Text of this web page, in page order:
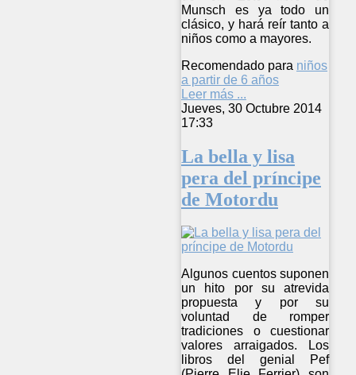
Munsch es ya todo un
clásico, y hará reír tanto a
niños como a mayores.
Recomendado para niños
a partir de 6 años
Leer más ...
Jueves, 30 Octubre 2014
17:33
La bella y lisa
pera del príncipe
de Motordu
Algunos cuentos suponen
un hito por su atrevida
propuesta y por su
voluntad de romper
tradiciones o cuestionar
valores arraigados. Los
libros del genial Pef